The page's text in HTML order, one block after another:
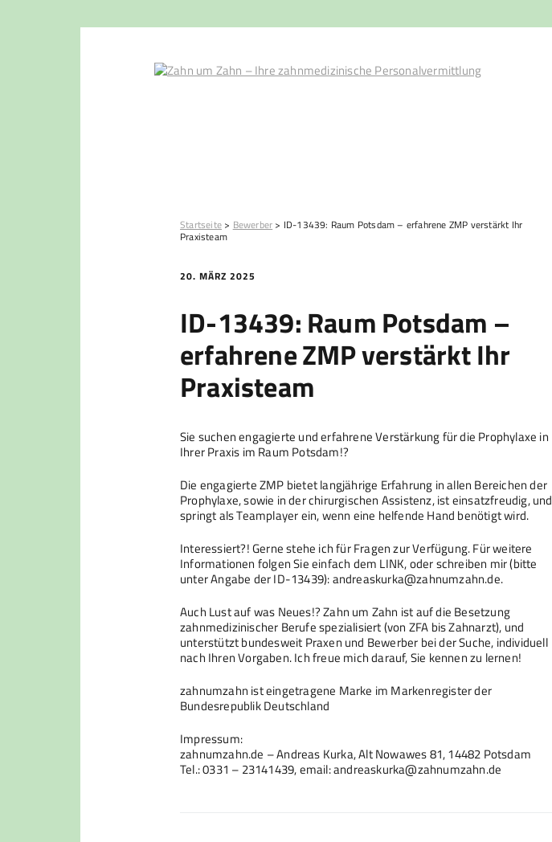
Startseite > Bewerber > ID-13439: Raum Potsdam – erfahrene ZMP verstärkt Ihr
Praxisteam
20. MÄRZ 2025
ID-13439: Raum Potsdam –
erfahrene ZMP verstärkt Ihr
Praxisteam
Sie suchen engagierte und erfahrene Verstärkung für die Prophylaxe in
Ihrer Praxis im Raum Potsdam!?
Die engagierte ZMP bietet langjährige Erfahrung in allen Bereichen der
Prophylaxe, sowie in der chirurgischen Assistenz, ist einsatzfreudig, und
springt als Teamplayer ein, wenn eine helfende Hand benötigt wird.
Interessiert?! Gerne stehe ich für Fragen zur Verfügung. Für weitere
Informationen folgen Sie einfach dem LINK, oder schreiben mir (bitte
unter Angabe der ID-13439): andreaskurka@zahnumzahn.de.
Auch Lust auf was Neues!? Zahn um Zahn ist auf die Besetzung
zahnmedizinischer Berufe spezialisiert (von ZFA bis Zahnarzt), und
unterstützt bundesweit Praxen und Bewerber bei der Suche, individuell
nach Ihren Vorgaben. Ich freue mich darauf, Sie kennen zu lernen!
zahnumzahn ist eingetragene Marke im Markenregister der
Bundesrepublik Deutschland
Impressum:
zahnumzahn.de – Andreas Kurka, Alt Nowawes 81, 14482 Potsdam
Tel.: 0331 – 23141439, email: andreaskurka@zahnumzahn.de